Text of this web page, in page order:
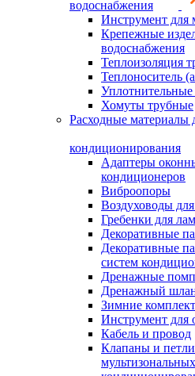
водоснабжения
Инструмент для
Крепежные
водоснабжения
Теплоизоляция
Теплоноситель
Хомуты трубные
Расходные материалы
кондиционирования
Адаптеры
кондиционеров
Виброопоры
Воздуховоды
Гребенки для
Декоративные
Декоративные
систем
Дренажные
Дренажный
Зимние
Инструмент для
Кабель и провод
Клапаны и